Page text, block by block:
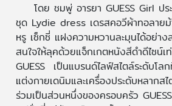
โดย ชมพู่ อารยา GUESS Girl ปร
ชุด Lydie dress เดรสคอวีผ้าทอลายม้
หรู เซ็กซี่ แฝงความหวานละมุนได้อย่า
สนใจให้ลุคด้วยแจ็กเกตหนังสีดำดีไซน์เ
GUESS เป็นแบรนด์ไลฟ์สไตล์ระดับโ
แต่งกายเดนิมและเครื่องประดับหลากส
ร่วมเป็นส่วนหนึ่งของครอบครัว